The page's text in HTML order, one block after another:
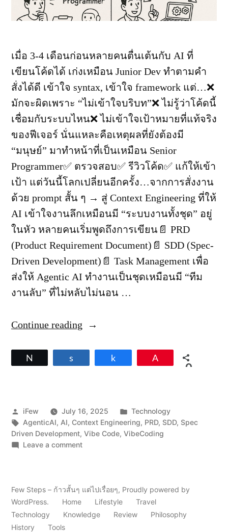
เมื่อ 3-4 เดือนก่อนหลายคนตื่นเต้นกับ AI ที่
เขียนโค้ดได้ เก่งเหมือน Junior Dev ทำตามคำ
สั่งได้ดี เข้าใจ syntax, เข้าใจ framework แต่…❌
มักจะผิดเพราะ “ไม่เข้าใจบริบท”❌ ไม่รู้ว่าโค้ดนี้
เชื่อมกับระบบไหน❌ ไม่เข้าใจเป้าหมายที่แท้จริง
ของฟีเจอร์ นั่นแหละคือเหตุผลที่ยังต้องมี
“มนุษย์” มาทำหน้าที่เป็นเหมือน Senior
Programmer✅ ตรวจสอบ✅ รีวิวโค้ด✅ แก้ให้เข้า
เป้า แต่วันนี้โลกเปลี่ยนอีกครั้ง…จากการสั่งงาน
ด้วย prompt สั้น ๆ → สู่ Context Engineering ที่ให้
AI เข้าใจงานลึกเหมือนมี “ระบบงานทั้งชุด” อยู่
ในหัว หลายคนเริ่มพูดถึงการเขียน📄 PRD
(Product Requirement Document)📄 SDD (Spec-
Driven Development)📄 Task Management เพื่อ
ส่งให้ Agentic AI ทำงานเป็นชุดเหมือนมี “ทีม
งานลับ” ที่ไม่หลับไม่นอน …
Continue reading
ที่
เ
ขี
ค้
0
Posted
by
iFew July 16, 2025
Posted
in
Technology
Tags:
AgenticAI, AI, Context Engineering, PRD, SDD, Spec
Driven Development, Vibe Code, VibeCoding
Leave a commenton
เขียน
โค้ด
ได้
Few Steps – ก้าวสั้นๆ แต่ไปเรื่อยๆ, Proudly powered by
WordPress.
Home Lifestyle
Travel
Technology
Knowledge Review
Philosophy
History
Tools